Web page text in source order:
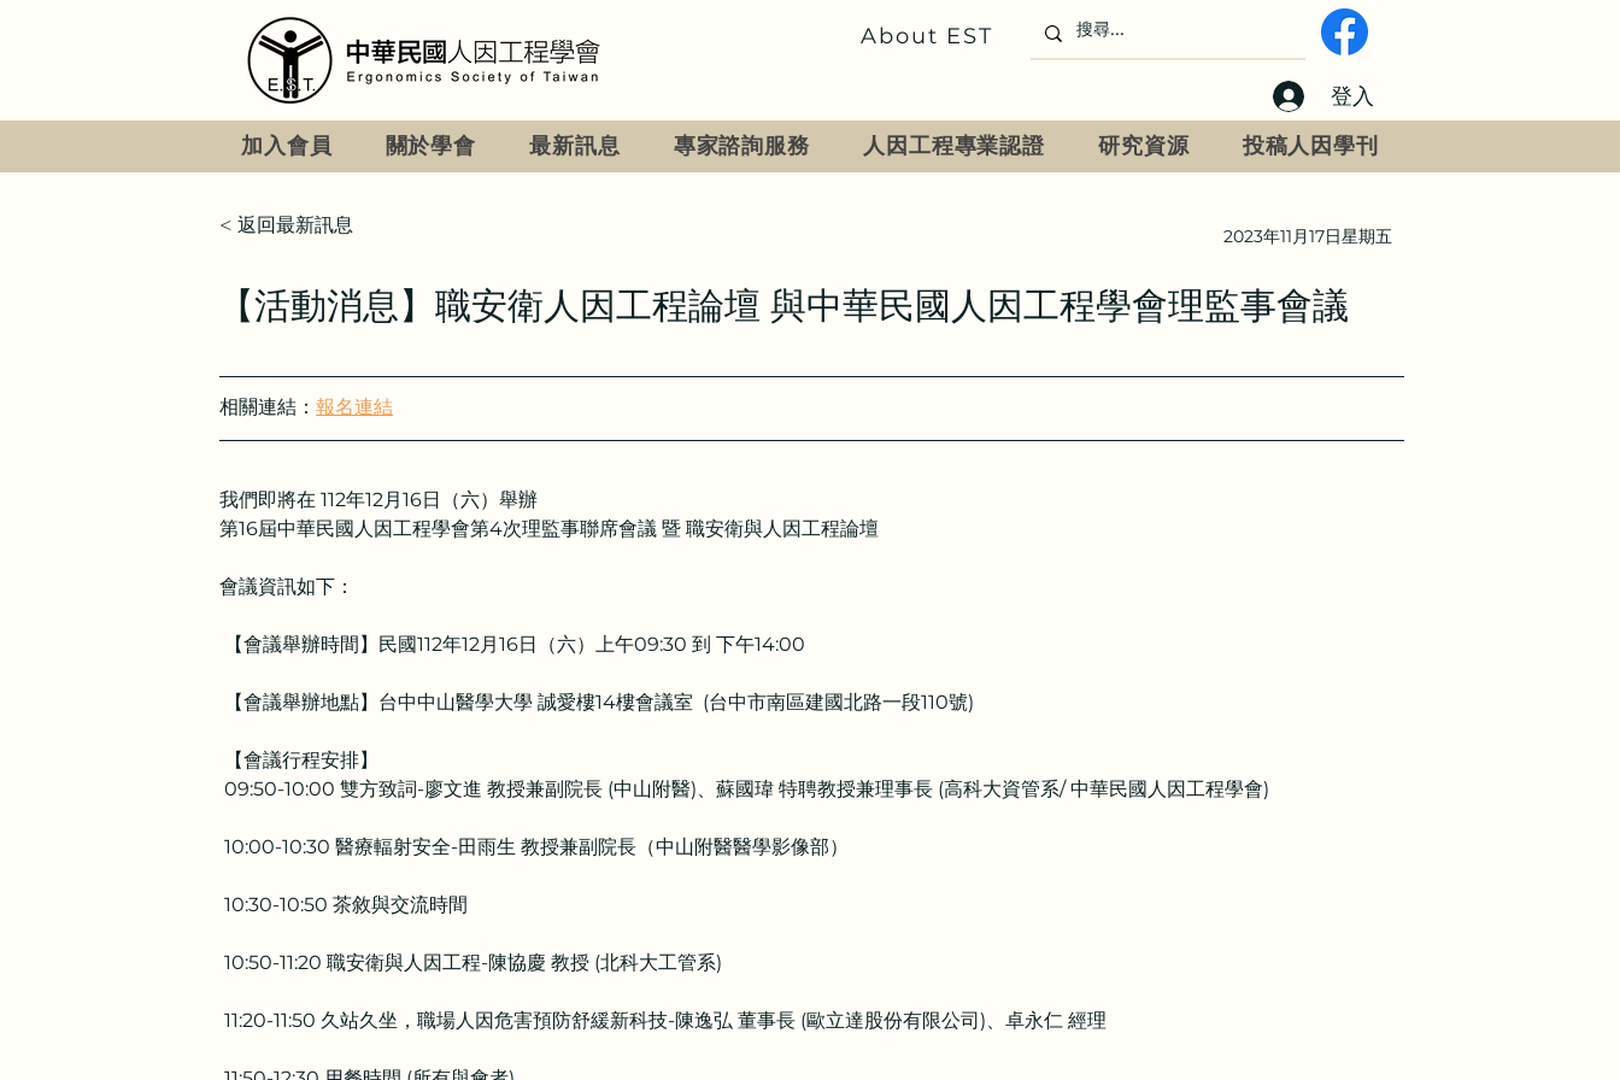
About EST
登入
加入會員
關於學會 最新訊息 專家諮詢服務 人因工程專業認證 研究資源 投稿人因學刊
< 返回最新訊息 2023年11月17日星期五
【活動消息】職安衛人因工程論壇 與中華民國人因工程學會理監事會議
相關連結： 報名連結
我們即將在 112年12月16日（六） 舉辦
第16屆中華民國人因工程學會第4次理監事聯席會議 暨 職安衛與人因工程論壇
會議資訊如下：
【會議舉辦時間】民國112年12月16日（六）上午09:30 到 下午14:00
【會議舉辦地點】台中中山醫學大學 誠愛樓14樓會議室  (台中市南區建國北路一段110號)
【會議行程安排】
09:50-10:00 雙方致詞-廖文進 教授兼副院長 (中山附醫)、蘇國瑋 特聘教授兼理事長 (高科大資管系/ 中華民國人因工程學會)
10:00-10:30 醫療輻射安全-田雨生 教授兼副院長（中山附醫醫學影像部）
10:30-10:50 茶敘與交流時間
10:50-11:20 職安衛與人因工程-陳協慶 教授 (北科大工管系)
11:20-11:50 久站久坐，職場人因危害預防舒緩新科技-陳逸弘 董事長 (歐立達股份有限公司)、卓永仁 經理